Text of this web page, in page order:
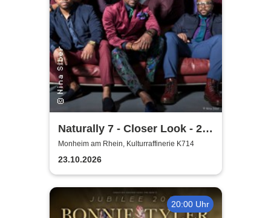
Naturally 7 - Closer Look - 25
Years of Naturally 7
Monheim am Rhein, Kulturraffinerie K714
23.10.2026
20:00 Uhr